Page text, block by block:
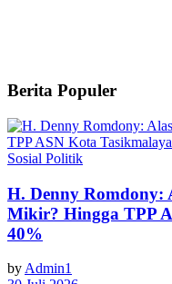
Berita Populer
Sosial Politik
H. Denny Romdony:
Mikir? Hingga TPP
40%
by Admin1